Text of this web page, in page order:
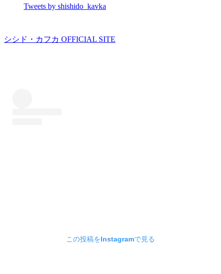
Tweets by shishido_kavka
シシド・カフカ OFFICIAL SITE
この投稿をInstagramで見る